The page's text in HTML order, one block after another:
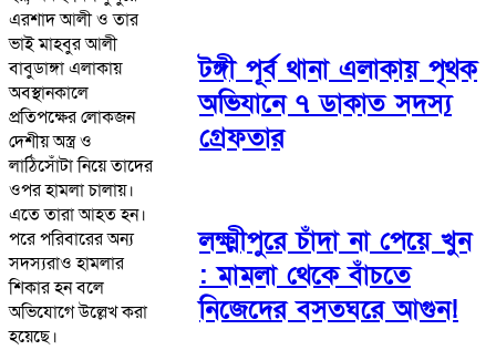
এরশাদ আলী ও তার
ভাই মাহবুর আলী
বাবুডাঙ্গা এলাকায়
অবস্থানকালে
প্রতিপক্ষের লোকজন
দেশীয় অস্ত্র ও
লাঠিসোঁটা নিয়ে তাদের
ওপর হামলা চালায়।
এতে তারা আহত হন।
পরে পরিবারের অন্য
সদস্যরাও হামলার
শিকার হন বলে
অভিযোগে উল্লেখ করা
হয়েছে।
টঙ্গী পূর্ব থানা এলাকায় পৃথক
অভিযানে ৭ ডাকাত সদস্য
গ্রেফতার
লক্ষ্মীপুরে চাঁদা না পেয়ে খুন
: মামলা থেকে বাঁচতে
নিজেদের বসতঘরে আগুন!